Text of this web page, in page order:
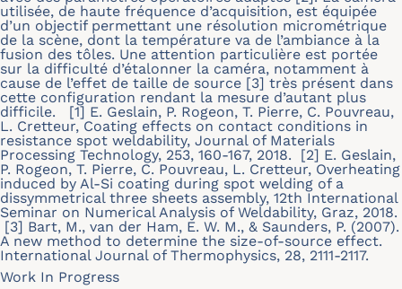
utilisée, de haute fréquence d’acquisition, est équipée
d’un objectif permettant une résolution micrométrique
de la scène, dont la température va de l’ambiance à la
fusion des tôles. Une attention particulière est portée
sur la difficulté d’étalonner la caméra, notamment à
cause de l’effet de taille de source [3] très présent dans
cette configuration rendant la mesure d’autant plus
difficile. [1] E. Geslain, P. Rogeon, T. Pierre, C. Pouvreau,
L. Cretteur, Coating effects on contact conditions in
resistance spot weldability, Journal of Materials
Processing Technology, 253, 160-167, 2018. [2] E. Geslain,
P. Rogeon, T. Pierre, C. Pouvreau, L. Cretteur, Overheating
induced by Al-Si coating during spot welding of a
dissymmetrical three sheets assembly, 12th International
Seminar on Numerical Analysis of Weldability, Graz, 2018.
[3] Bart, M., van der Ham, E. W. M., & Saunders, P. (2007).
A new method to determine the size-of-source effect.
International Journal of Thermophysics, 28, 2111-2117.
Work In Progress